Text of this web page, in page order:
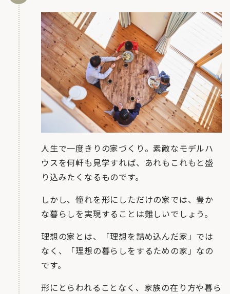
人生で一度きりの家づくり。素敵なモデルハ
ウスを何軒も見学すれば、あれもこれもと盛
り込みたくなるものです。
しかし、憧れを形にしただけの家では、豊か
な暮らしを実現することは難しいでしょう。
理想の家とは、「理想を詰め込んだ家」では
なく、「理想の暮らしをするための家」なの
です。
形にとらわれることなく、家族の在り方や暮ら